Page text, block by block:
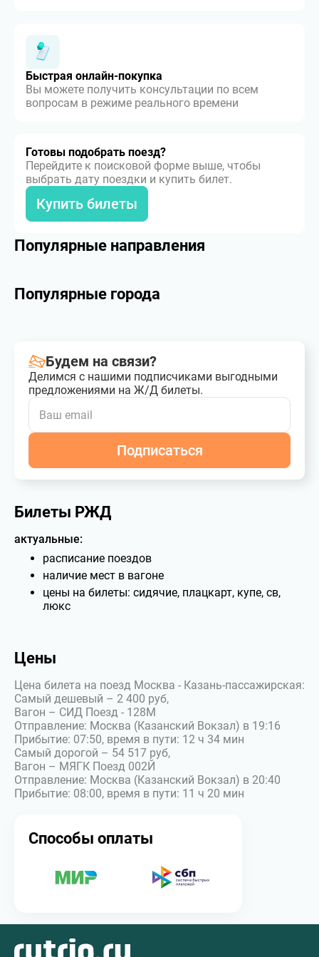
Быстрая онлайн-покупка
Вы можете получить консультации по всем
вопросам в режиме реального времени
Готовы подобрать поезд?
Перейдите к поисковой форме выше, чтобы
выбрать дату поездки и купить билет.
Купить билеты
Популярные направления
Популярные города
Будем на связи?
Делимся с нашими подписчиками выгодными
предложениями на Ж/Д билеты.
Подписаться
Билеты РЖД
актуальные:
расписание поездов
наличие мест в вагоне
цены на билеты: сидячие, плацкарт, купе, св,
люкс
Цены
Цена билета на поезд Москва - Казань-пассажирская:
Самый дешевый – 2 400 руб,
Вагон – СИД Поезд - 128М
Отправление: Москва (Казанский Вокзал) в 19:16
Прибытие: 07:50, время в пути: 12 ч 34 мин
Самый дорогой – 54 517 руб,
Вагон – МЯГК Поезд 002Й
Отправление: Москва (Казанский Вокзал) в 20:40
Прибытие: 08:00, время в пути: 11 ч 20 мин
Способы оплаты